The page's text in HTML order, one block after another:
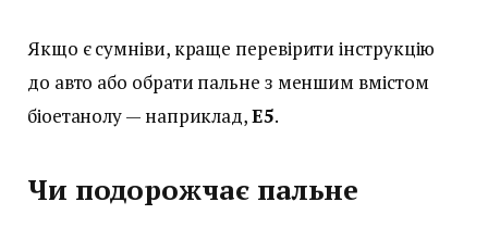
Якщо є сумніви, краще перевірити інструкцію
до авто або обрати пальне з меншим вмістом
біоетанолу — наприклад,E5.
Чи подорожчає пальне